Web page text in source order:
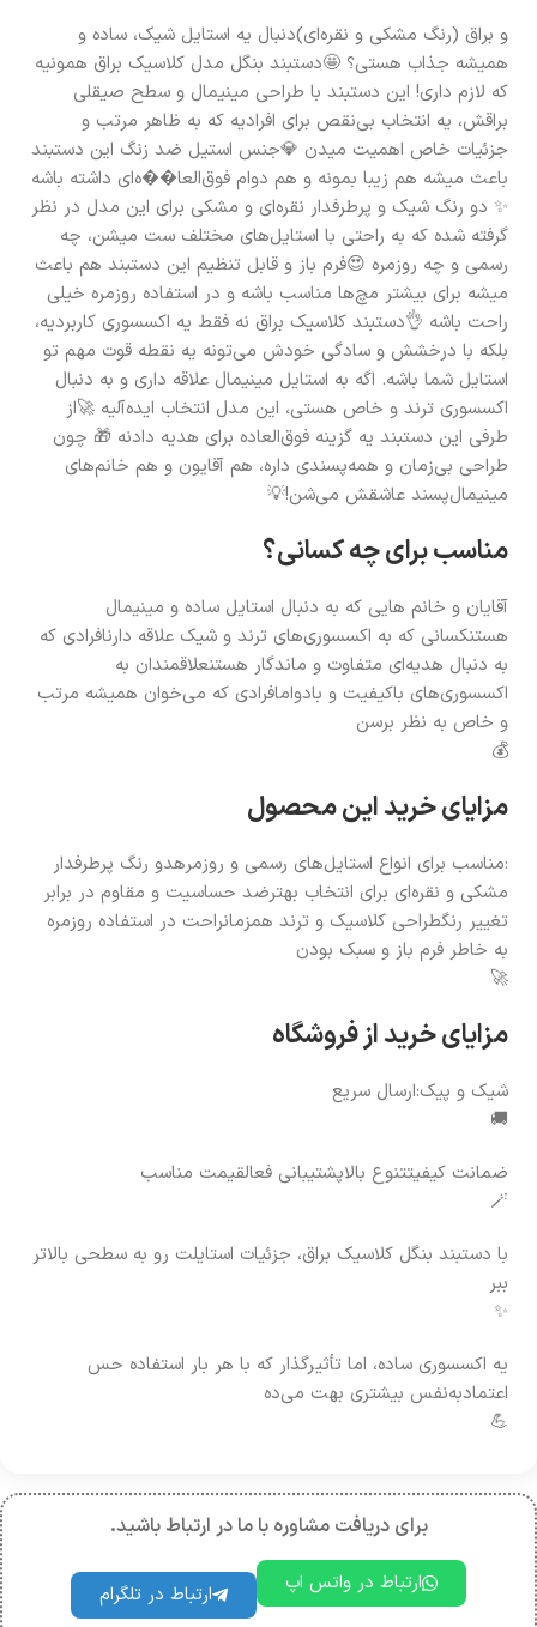
و براق (رنگ مشکی و نقره‌ای)دنبال یه استایل شیک، ساده و
همیشه جذاب هستی؟ 🤩دستبند بنگل مدل کلاسیک براق همونیه
که لازم داری! این دستبند با طراحی مینیمال و سطح صیقلی
براقش، یه انتخاب بی‌نقص برای افرادیه که به ظاهر مرتب و
جزئیات خاص اهمیت میدن 💎جنس استیل ضد زنگ این دستبند
باعث میشه هم زیبا بمونه و هم دوام فوق‌العا��ه‌ای داشته باشه
✨ دو رنگ شیک و پرطرفدار نقره‌ای و مشکی برای این مدل در نظر
گرفته شده که به راحتی با استایل‌های مختلف ست میشن، چه
رسمی و چه روزمره 😍فرم باز و قابل تنظیم این دستبند هم باعث
میشه برای بیشتر مچ‌ها مناسب باشه و در استفاده روزمره خیلی
راحت باشه 👌دستبند کلاسیک براق نه فقط یه اکسسوری کاربردیه،
بلکه با درخشش و سادگی خودش می‌تونه یه نقطه قوت مهم تو
استایل شما باشه. اگه به استایل مینیمال علاقه داری و به دنبال
اکسسوری ترند و خاص هستی، این مدل انتخاب ایده‌آلیه 🚀از
طرفی این دستبند یه گزینه فوق‌العاده برای هدیه‌ دادنه 🎁 چون
طراحی بی‌زمان و همه‌پسندی داره، هم آقایون و هم خانم‌های
مینیمال‌پسند عاشقش می‌شن!💡
مناسب برای چه کسانی؟
آقایان و خانم هایی که به دنبال استایل ساده و مینیمال
هستنکسانی که به اکسسوری‌های ترند و شیک علاقه دارنافرادی که
به دنبال هدیه‌ای متفاوت و ماندگار هستنعلاقمندان به
اکسسوری‌های باکیفیت و بادوامافرادی که می‌خوان همیشه مرتب
و خاص به نظر برسن
💰
مزایای خرید این محصول
:مناسب برای انواع استایل‌های رسمی و روزمرهدو رنگ پرطرفدار
مشکی و نقره‌ای برای انتخاب بهترضد حساسیت و مقاوم در برابر
تغییر رنگطراحی کلاسیک و ترند همزمانراحت در استفاده روزمره
به خاطر فرم باز و سبک بودن
🚀
مزایای خرید از فروشگاه
شیک و پیک:ارسال سریع
🚚
ضمانت کیفیتتنوع بالاپشتیبانی فعالقیمت مناسب
🪄
با دستبند بنگل کلاسیک براق، جزئیات استایلت رو به سطحی بالاتر
ببر
✨
یه اکسسوری ساده، اما تأثیرگذار که با هر بار استفاده حس
اعتمادبه‌نفس بیشتری بهت می‌ده
💪
برای دریافت مشاوره با ما در ارتباط باشید.
ارتباط در واتس اپ ارتباط در تلگرام